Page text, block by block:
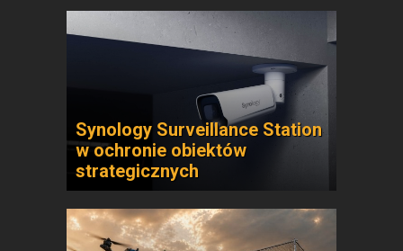
Synology Surveillance Station
w ochronie obiektów
strategicznych